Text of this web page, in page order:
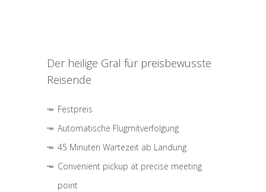
Der heilige Gral für preisbewusste
Reisende
Festpreis
Automatische Flugmitverfolgung
45 Minuten Wartezeit ab Landung
Convenient pickup at precise meeting
point